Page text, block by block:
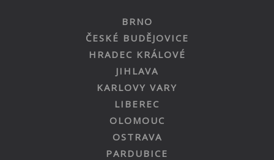
BRNO
ČESKÉ BUDĚJOVICE
HRADEC KRÁLOVÉ
JIHLAVA
KARLOVY VARY
LIBEREC
OLOMOUC
OSTRAVA
PARDUBICE